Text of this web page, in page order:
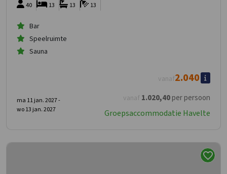
40 13
13
13
Bar
Speelruimte
Sauna
vanaf 1.020,40per persoon
vanaf2.040
ma 11 jan. 2027 -
wo 13 jan. 2027
Groepsaccommodatie Havelte